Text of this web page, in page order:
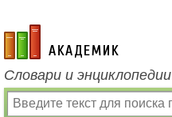
academic.ru
Словари и